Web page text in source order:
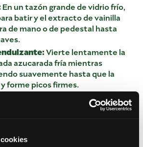
En un tazón grande de vidrio frío,
batir y el extracto de vainilla
de mano o de pedestal hasta
Vierte lentamente la
azucarada fría mientras
suavemente hasta que la
forme picos firmes.
Coloca una sola capa de
de miel enteras en el fondo de un